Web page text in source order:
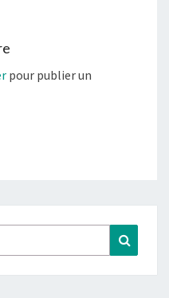
pour publier un